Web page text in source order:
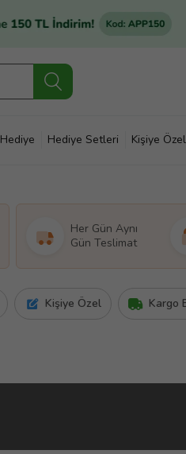
Hediye Hediye Setleri Kişiye Özel
Her Gün Aynı
Gün Teslimat
Kişiye Özel Kargo